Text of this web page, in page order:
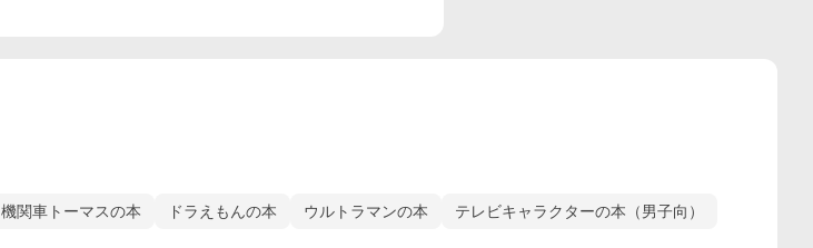
機関車トーマスの本 ドラえもんの本 ウルトラマンの本
テレビキャラクターの本（男子向）